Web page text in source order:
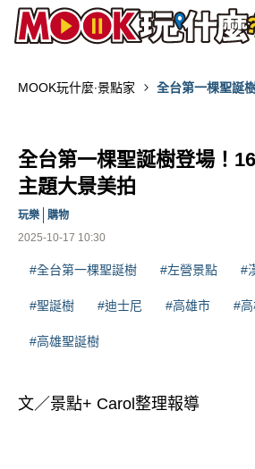
MOOK玩什麼‧景點家
全台第一棵聖誕
全台第一棵聖誕樹登場！
主題大景美拍
2025-10-17 10:30
玩樂 購物
#全台第一棵聖誕樹 #左營景點 #
#聖誕樹 #迪士尼 #高雄市 #
#高雄聖誕樹
文／景點+ Carol整理報導